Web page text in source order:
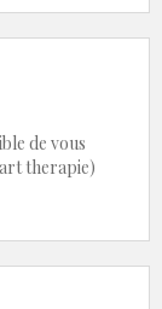
de vous
therapie)